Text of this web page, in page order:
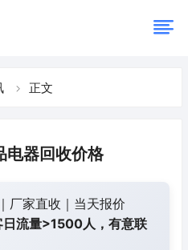
正文
电器回收价格
厂家直收｜当天报价
流量>1500人，有意联